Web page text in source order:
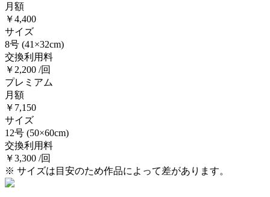
月額
￥4,400
サイズ
8号 (41×32cm)
交換利用料
￥2,200 /回
プレミアム
月額
￥7,150
サイズ
12号 (50×60cm)
交換利用料
￥3,300 /回
※ サイズは目安のため作品によって差があります。